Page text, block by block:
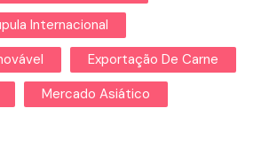
Internacional
Exportação De Carne
Mercado Asiático